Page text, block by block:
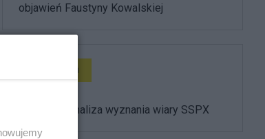
objawień Faustyny Kowalskiej
Rozmaitości
Krytyczna analiza wyznania wiary SSPX